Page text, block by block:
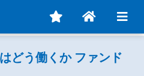
どう働くか ファンド